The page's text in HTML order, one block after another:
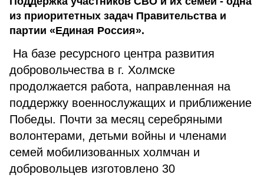
из приоритетных задач Правительства и
партии «Единая Россия».
На базе ресурсного центра развития
добровольчества в г. Холмске
продолжается работа, направленная на
поддержку военнослужащих и приближение
Победы. Почти за месяц серебряными
волонтерами, детьми войны и членами
семей мобилизованных холмчан и
добровольцев изготовлено 30